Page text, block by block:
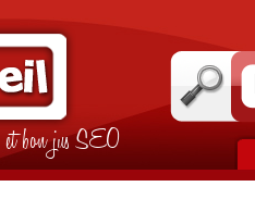
et bon jus SEO